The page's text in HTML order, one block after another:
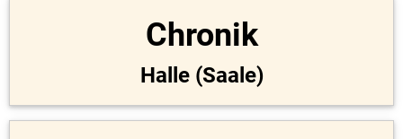
Chronik
Halle (Saale)